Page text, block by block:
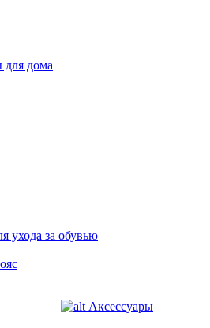
для дома
ухода за обувью
Аксессуары